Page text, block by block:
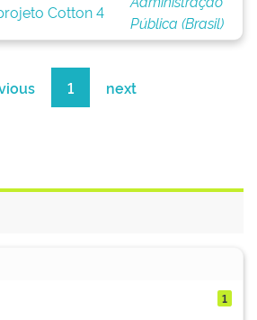
Cotton 4
Pública (Brasil)
1 next
1